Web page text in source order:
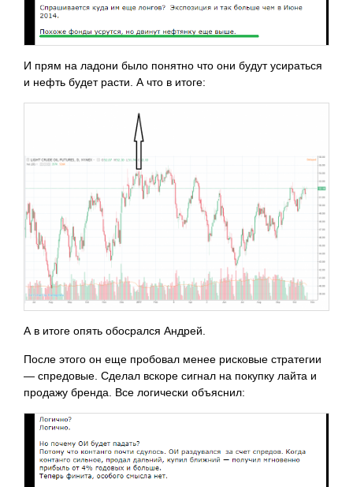
И прям на ладони было понятно что они будут усираться
и нефть будет расти. А что в итоге:
А в итоге опять обосрался Андрей.
После этого он еще пробовал менее рисковые стратегии
— спредовые. Сделал вскоре сигнал на покупку лайта и
продажу бренда. Все логически объяснил: